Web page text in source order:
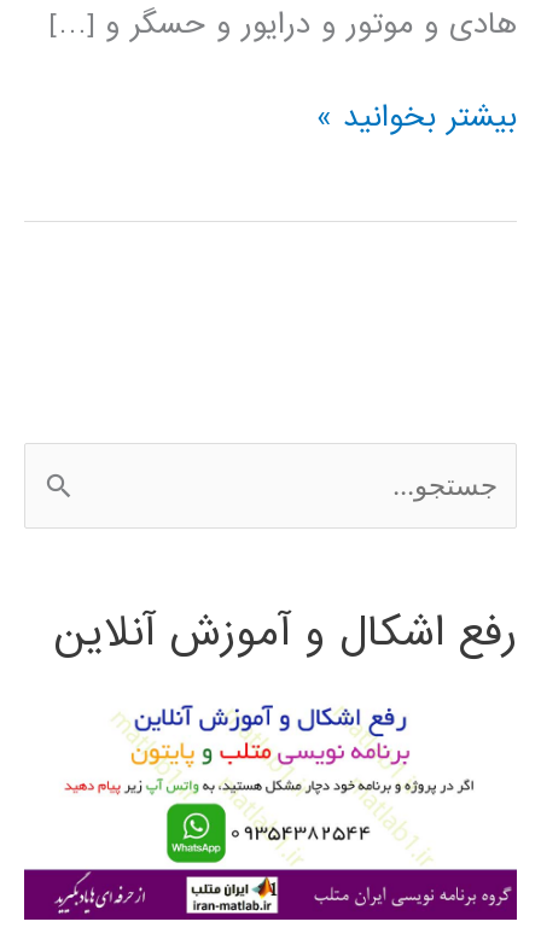
هادی و موتور و درایور و حسگر و […]
فیلم
simElectronics
بیشتر بخوانید »
س
ج
ی
رفع اشکال و آموزش آنلاین